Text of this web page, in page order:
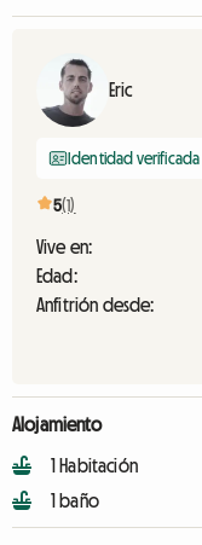
Eric
Identidad verificada
5(1)
Vive en:
Edad:
Anfitrión desde:
Alojamiento
1 Habitación
1 baño